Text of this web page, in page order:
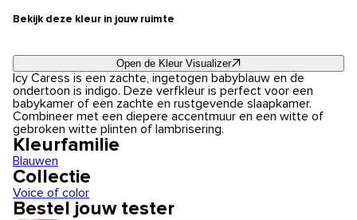
Bekijk deze kleur in jouw ruimte
Open de Kleur Visualizer
Icy Caress is een zachte, ingetogen babyblauw en de
ondertoon is indigo. Deze verfkleur is perfect voor een
babykamer of een zachte en rustgevende slaapkamer.
Combineer met een diepere accentmuur en een witte of
gebroken witte plinten of lambrisering.
Kleurfamilie
Blauwen
Collectie
Voice of color
Bestel jouw tester